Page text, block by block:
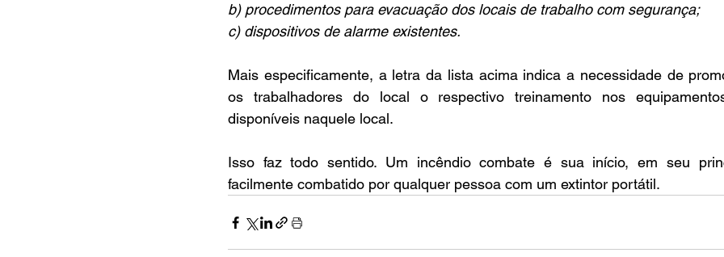
b) procedimentos para evacuação dos locais de trabalho com segurança;
c) dispositivos de alarme existentes.
Mais especificamente, a letra da lista acima indica a necessidade de
os trabalhadores do local o respectivo treinamento nos
disponíveis naquele local.
Isso faz todo sentido. Um incêndio combate é sua início, em seu
facilmente combatido por qualquer pessoa com um extintor portátil.